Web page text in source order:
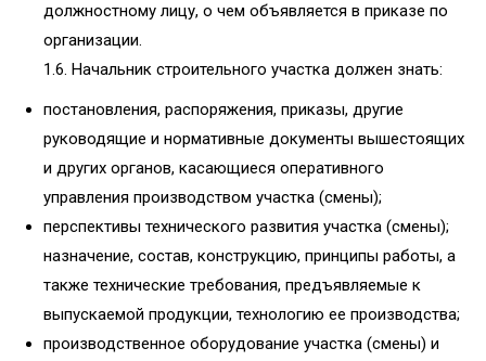
должностному лицу, о чем объявляется в приказе по
организации.
1.6. Начальник строительного участка должен знать:
постановления, распоряжения, приказы, другие
руководящие и нормативные документы вышестоящих
и других органов, касающиеся оперативного
управления производством участка (смены);
перспективы технического развития участка (смены);
назначение, состав, конструкцию, принципы работы, а
также технические требования, предъявляемые к
выпускаемой продукции, технологию ее производства;
производственное оборудование участка (смены) и